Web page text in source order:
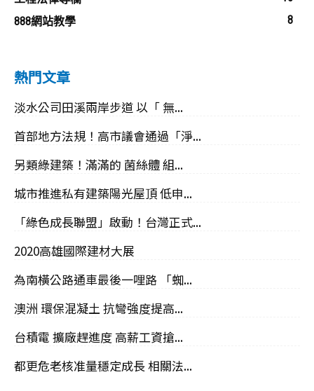
888網站教學
8
熱門文章
淡水公司田溪兩岸步道 以「 無...
首部地方法規！高市議會通過「淨...
另類綠建築！滿滿的 菌絲體 組...
城市推進私有建築陽光屋頂 低申...
「綠色成長聯盟」啟動！台灣正式...
2020高雄國際建材大展
為南橫公路通車最後一哩路 「蜘...
澳洲 環保混凝土 抗彎強度提高...
台積電 擴廠趕進度 高薪工資搶...
都更危老核准量穩定成長 相關法...